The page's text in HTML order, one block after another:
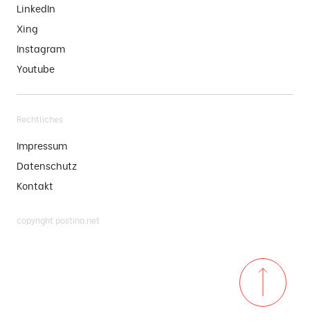
LinkedIn
Xing
Instagram
Youtube
Rechtliches
Impressum
Datenschutz
Kontakt
copyright postina.net